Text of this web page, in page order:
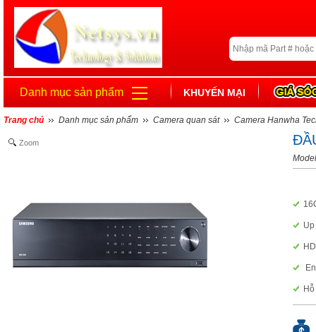
Danh mục sản phẩm KHUYẾN MẠI
Trang chủ Danh mục sản phẩm Camera quan sát Camera Hanwha
Zoom